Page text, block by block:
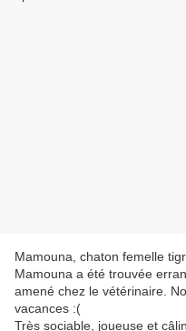
Mamouna, chaton femelle
Mamouna a été trouvée
amené chez le vétérinaire.
vacances :(
Très sociable, joueuse et